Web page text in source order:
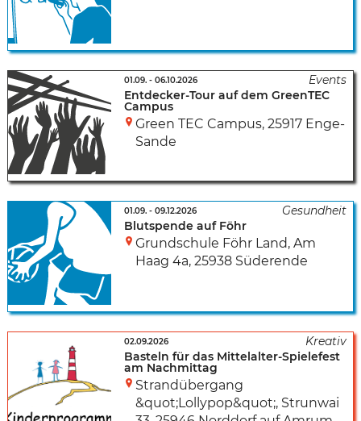
01.09. - 06.10.2026
Entdecker-Tour auf dem GreenTEC
Campus
Green TEC Campus, 25917 Enge-
Sande
01.09. - 09.12.2026
Blutspende auf Föhr
Grundschule Föhr Land, Am
Haag 4a, 25938 Süderende
02.09.2026
Basteln für das Mittelalter-Spielefest
am Nachmittag
Strandübergang
&quot;Lollypop&quot;, Strunwai